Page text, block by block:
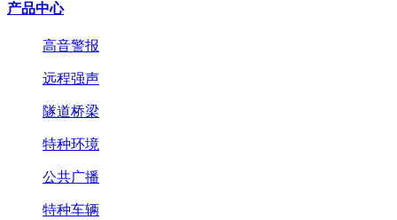
产品中心
高音警报
远程强声
隧道桥梁
特种环境
公共广播
特种车辆